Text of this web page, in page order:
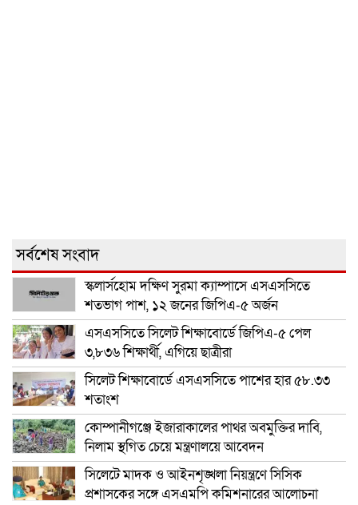
সর্বশেষ সংবাদ
স্কলার্সহোম দক্ষিণ সুরমা ক্যাম্পাসে এসএসসিতে
শতভাগ পাশ, ১২ জনের জিপিএ-৫ অর্জন
এসএসসিতে সিলেট শিক্ষাবোর্ডে জিপিএ-৫ পেল
৩,৮৩৬ শিক্ষার্থী, এগিয়ে ছাত্রীরা
সিলেট শিক্ষাবোর্ডে এসএসসিতে পাশের হার ৫৮.৩৩
শতাংশ
কোম্পানীগঞ্জে ইজারাকালের পাথর অবমুক্তির দাবি,
নিলাম স্থগিত চেয়ে মন্ত্রণালয়ে আবেদন
সিলেটে মাদক ও আইনশৃঙ্খলা নিয়ন্ত্রণে সিসিক
প্রশাসকের সঙ্গে এসএমপি কমিশনারের আলোচনা